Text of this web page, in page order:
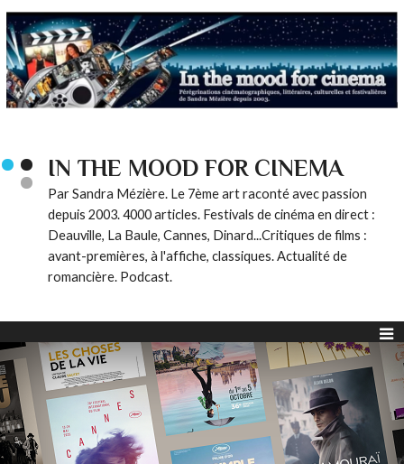
IN THE MOOD FOR CINEMA
Par Sandra Mézière. Le 7ème art raconté avec passion
depuis 2003. 4000 articles. Festivals de cinéma en direct :
Deauville, La Baule, Cannes, Dinard...Critiques de films :
avant-premières, à l'affiche, classiques. Actualité de
romancière. Podcast.